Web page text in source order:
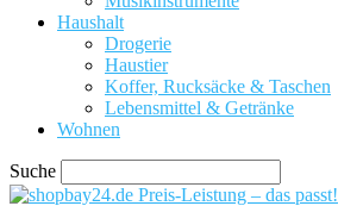
Haushalt
Drogerie
Haustier
Koffer, Rucksäcke & Taschen
Lebensmittel & Getränke
Wohnen
Suche
Preis-Leistung – das passt!